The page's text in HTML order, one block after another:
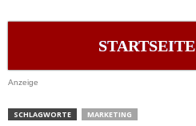
STARTSEITE
Anzeige
SCHLAGWORTE MARKETING